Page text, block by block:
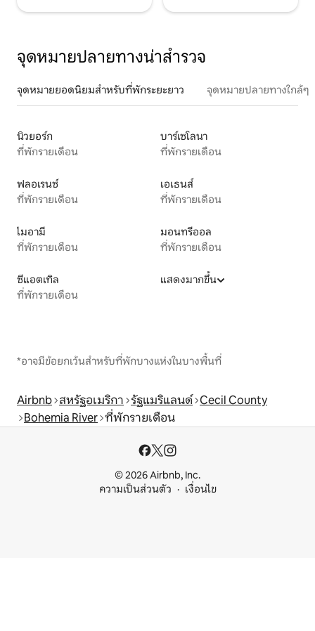
จุดหมายปลายทางน่าสำรวจ
จุดหมายยอดนิยมสำหรับที่พักระยะยาว จุดหมายปลายทางใกล้ๆ
นิวยอร์ก
ที่พักรายเดือน
บาร์เซโลนา
ที่พักรายเดือน
ฟลอเรนซ์
ที่พักรายเดือน
เอเธนส์
ที่พักรายเดือน
ไมอามี
ที่พักรายเดือน
มอนทรีออล
ที่พักรายเดือน
ซีแอตเทิล
ที่พักรายเดือน
แสดงมากขึ้น
*อาจมีข้อยกเว้นสำหรับที่พักบางแห่งในบางพื้นที่
Airbnb สหรัฐอเมริกา รัฐแมริแลนด์ Cecil County
Bohemia River ที่พักรายเดือน
© 2026 Airbnb, Inc.
ความเป็นส่วนตัว
เงื่อนไข